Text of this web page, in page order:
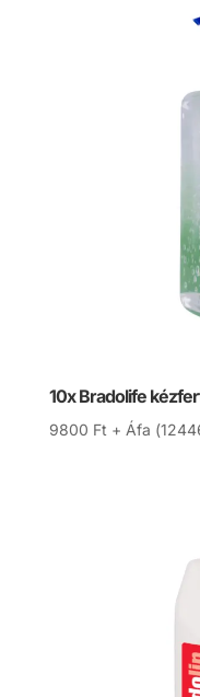
10x Bradolife
9800 Ft + Áfa (